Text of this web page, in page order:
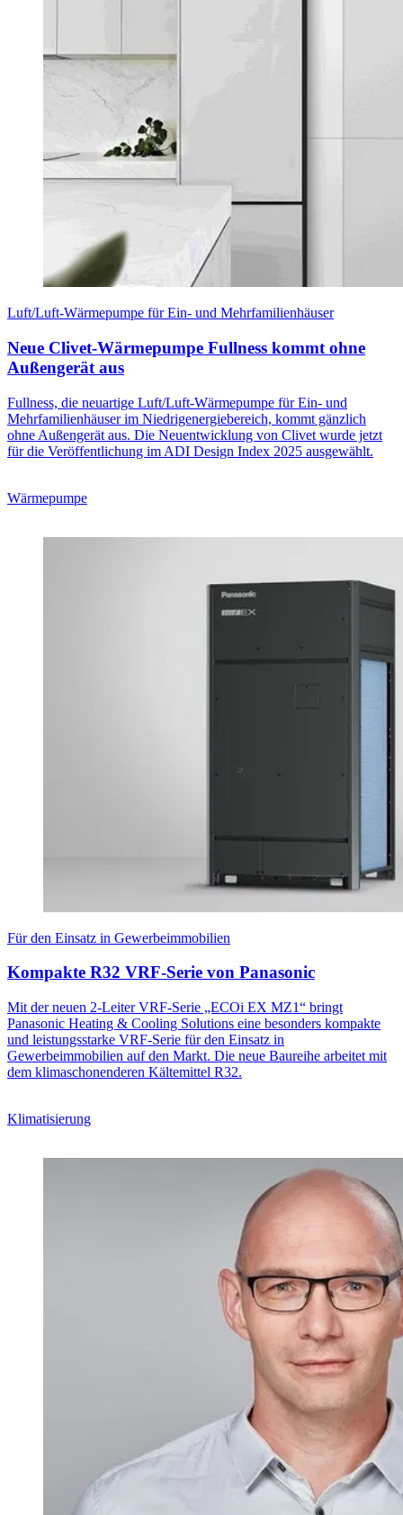
Luft/Luft-Wärmepumpe für Ein- und Mehrfamilienhäuser
Neue Clivet-Wärmepumpe Fullness kommt ohne
Außengerät aus
Fullness, die neuartige Luft/Luft-Wärmepumpe für Ein- und
Mehrfamilienhäuser im Niedrigenergiebereich, kommt gänzlich
ohne Außengerät aus. Die Neuentwicklung von Clivet wurde jetzt
für die Veröffentlichung im ADI Design Index 2025 ausgewählt.
Wärmepumpe
Für den Einsatz in Gewerbeimmobilien
Kompakte R32 VRF-Serie von Panasonic
Mit der neuen 2-Leiter VRF-Serie „ECOi EX MZ1“ bringt
Panasonic Heating & Cooling Solutions eine besonders kompakte
und leistungsstarke VRF-Serie für den Einsatz in
Gewerbeimmobilien auf den Markt. Die neue Baureihe arbeitet mit
dem klimaschonenderen Kältemittel R32.
Klimatisierung